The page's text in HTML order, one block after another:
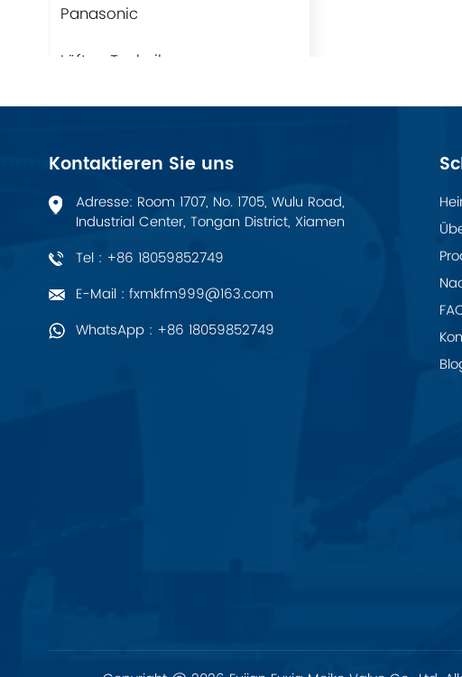
Panasonic
Lüfter-Technik
Rittal
BUSCHJOST
H3C
Triconex
ZIEHL-ABEGG
Bosch Rexroth
Mettler Toledo
Kontaktieren Sie uns
Adresse: Room 1707, No. 1705, Wulu Road,
Industrial Center, Tongan District, Xiamen
Tel : +86 18059852749
E-Mail : fxmkfm999@163.com
WhatsApp : +86 18059852749